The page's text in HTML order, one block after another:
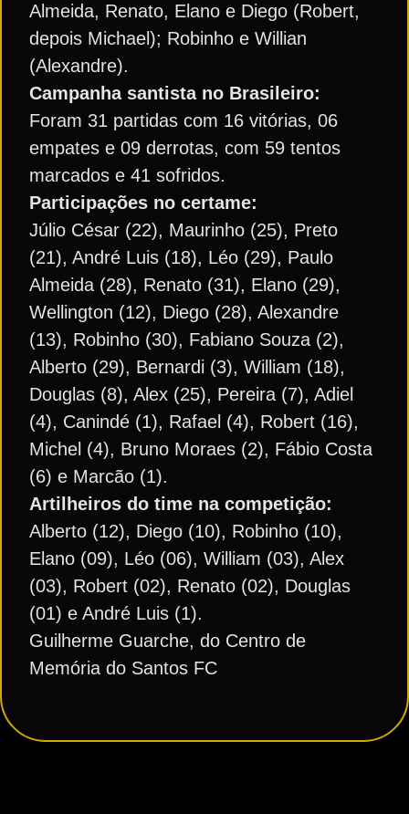
Almeida, Renato, Elano e Diego (Robert,
depois Michael); Robinho e Willian
(Alexandre).
Campanha santista no Brasileiro:
Foram 31 partidas com 16 vitórias, 06
empates e 09 derrotas, com 59 tentos
marcados e 41 sofridos.
Participações no certame:
Júlio César (22), Maurinho (25), Preto
(21), André Luis (18), Léo (29), Paulo
Almeida (28), Renato (31), Elano (29),
Wellington (12), Diego (28), Alexandre
(13), Robinho (30), Fabiano Souza (2),
Alberto (29), Bernardi (3), William (18),
Douglas (8), Alex (25), Pereira (7), Adiel
(4), Canindé (1), Rafael (4), Robert (16),
Michel (4), Bruno Moraes (2), Fábio Costa
(6) e Marcão (1).
Artilheiros do time na competição:
Alberto (12), Diego (10), Robinho (10),
Elano (09), Léo (06), William (03), Alex
(03), Robert (02), Renato (02), Douglas
(01) e André Luis (1).
Guilherme Guarche, do Centro de
Memória do Santos FC